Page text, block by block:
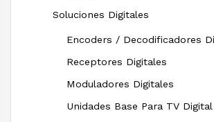
Soluciones Digitales
Encoders / Decodificadores
Receptores Digitales
Moduladores Digitales
Unidades Base Para TV Digital